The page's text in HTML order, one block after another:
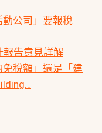
公司」要報稅
報告意見詳解
稅額」還是「建